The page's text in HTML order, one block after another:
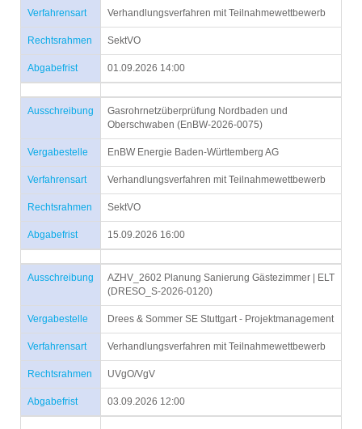
Verfahrensart Verhandlungsverfahren mit Teilnahmewettbewerb
Rechtsrahmen SektVO
Abgabefrist 01.09.2026 14:00
Ausschreibung
Gasrohrnetzüberprüfung Nordbaden und
Oberschwaben (EnBW-2026-0075)
Vergabestelle EnBW Energie Baden-Württemberg AG
Verfahrensart Verhandlungsverfahren mit Teilnahmewettbewerb
Rechtsrahmen SektVO
Abgabefrist 15.09.2026 16:00
Ausschreibung
AZHV_2602 Planung Sanierung Gästezimmer | ELT
(DRESO_S-2026-0120)
Vergabestelle Drees & Sommer SE Stuttgart - Projektmanagement
Verfahrensart Verhandlungsverfahren mit Teilnahmewettbewerb
Rechtsrahmen UVgO/VgV
Abgabefrist 03.09.2026 12:00